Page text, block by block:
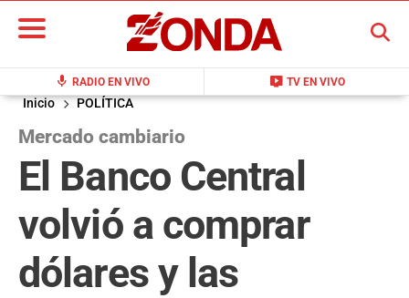
mic RADIO EN VIVO live_tv TV EN VIVO
BUSCAR
Inicio POLÍTICA
Mercado cambiario
El Banco Central
volvió a comprar
dólares y las